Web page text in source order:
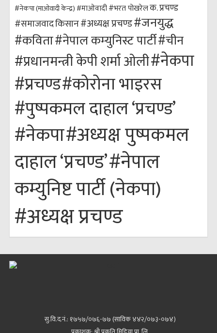
#नेकपा (माओवादी केन्द्र) #माओवादी#भरत पोखरेलक. प्रचण्ड
#समाजवादकिसान#अध्यक्ष प्रचण्ड#जनयुद्ध
#कविता#नेपाल कम्युनिस्ट पार्टी#चीन
#प्रधानमन्त्री केपी शर्मा ओली#नेकपा
#प्रचण्ड#कोरोना भाइरस
#पुष्पकमल दाहाल ‘प्रचण्ड’
#नेकपा#अध्यक्ष पुष्पकमल
दाहाल ‘प्रचण्ड’#नेपाल
कम्युनिष्ट पार्टी (नेकपा)
#अध्यक्ष प्रचण्ड
सु.वि.द.नं.: १७५७/०७६-७७ (साविक ४४२/०७३-०७४)